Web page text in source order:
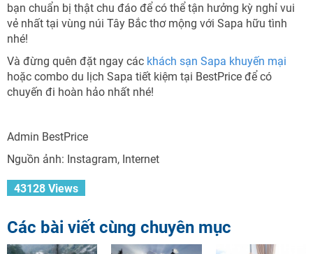
bạn chuẩn bị thật chu đáo để có thể tận hưởng kỳ nghỉ vui
vẻ nhất tại vùng núi Tây Bắc thơ mộng với Sapa hữu tình
nhé!
Và đừng quên đặt ngay các khách sạn Sapa khuyến mại
hoặc combo du lịch Sapa tiết kiệm tại BestPrice để có
chuyến đi hoàn hảo nhất nhé!
Admin BestPrice
Nguồn ảnh: Instagram, Internet
43128 Views
Các bài viết cùng chuyên mục